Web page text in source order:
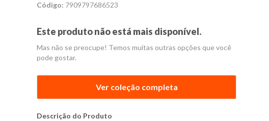
Código: 7909797686523
Este produto não está mais disponível.
Mas não se preocupe! Temos muitas outras opções que você
pode gostar.
Ver coleção completa
Descrição do Produto